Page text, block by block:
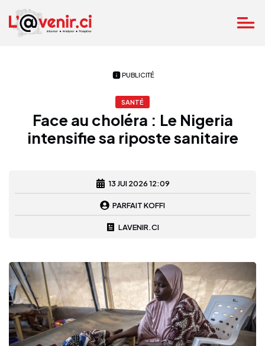
PUBLICITÉ
SANTÉ
Face au choléra : Le Nigeria
intensifie sa riposte sanitaire
13 JUI 2026 12:09
PARFAIT KOFFI
LAVENIR.CI